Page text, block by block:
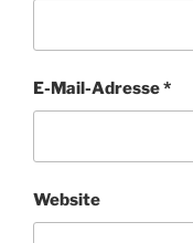
E-Mail-Adresse*
Website